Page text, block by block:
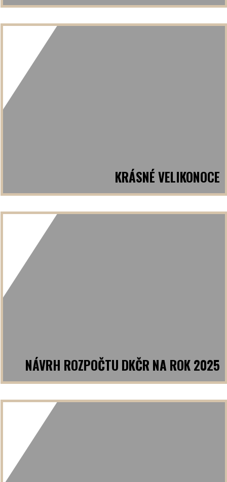
KRÁSNÉ VELIKONOCE
NÁVRH ROZPOČTU DKČR NA ROK 2025